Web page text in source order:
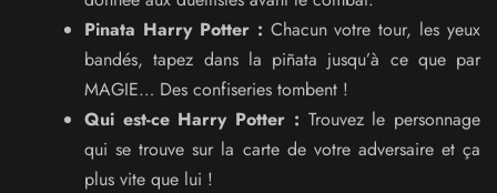
Pinata Harry Potter : Chacun votre tour, les yeux
bandés, tapez dans la piñata jusqu’à ce que par
MAGIE… Des confiseries tombent !
Qui est-ce Harry Potter : Trouvez le personnage
qui se trouve sur la carte de votre adversaire et ça
plus vite que lui !